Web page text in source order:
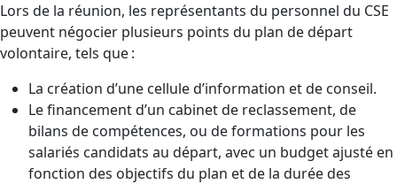
Lors de la réunion, les représentants du personnel du CSE
peuvent négocier plusieurs points du plan de départ
volontaire, tels que :
La création d’une cellule d’information et de conseil.
Le financement d’un cabinet de reclassement, de
bilans de compétences, ou de formations pour les
salariés candidats au départ, avec un budget ajusté en
fonction des objectifs du plan et de la durée des